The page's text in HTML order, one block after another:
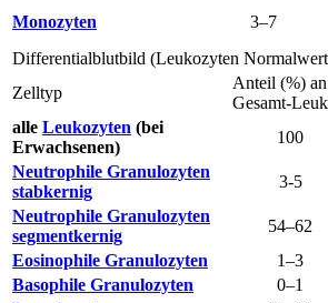
Monozyten
3–7
Differentialblutbild (Leukozyten
Zelltyp
Anteil (%) an
Gesamt-
alle Leukozyten (bei
Erwachsenen)
100
Neutrophile Granulozyten
stabkernig
3-5
Neutrophile Granulozyten
segmentkernig
54–62
Eosinophile Granulozyten
1–3
Basophile Granulozyten
0–1